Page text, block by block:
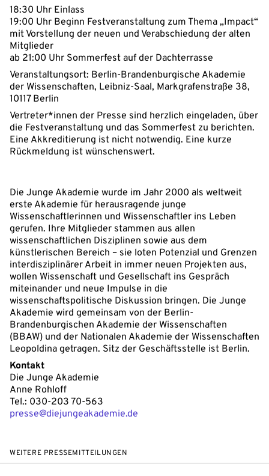
18:30 Uhr Einlass
19:00 Uhr Beginn Festveranstaltung zum Thema „Impact“
mit Vorstellung der neuen und Verabschiedung der alten
Mitglieder
ab 21:00 Uhr Sommerfest auf der Dachterrasse
Veranstaltungsort: Berlin-Brandenburgische Akademie
der Wissenschaften, Leibniz-Saal, Markgrafenstraße 38,
10117 Berlin
Vertreter*innen der Presse sind herzlich eingeladen, über
die Festveranstaltung und das Sommerfest zu berichten.
Eine Akkreditierung ist nicht notwendig. Eine kurze
Rückmeldung ist wünschenswert.
Die Junge Akademie wurde im Jahr 2000 als weltweit
erste Akademie für herausragende junge
Wissenschaftlerinnen und Wissenschaftler ins Leben
gerufen. Ihre Mitglieder stammen aus allen
wissenschaftlichen Disziplinen sowie aus dem
künstlerischen Bereich – sie loten Potenzial und Grenzen
interdisziplinärer Arbeit in immer neuen Projekten aus,
wollen Wissenschaft und Gesellschaft ins Gespräch
miteinander und neue Impulse in die
wissenschaftspolitische Diskussion bringen. Die Junge
Akademie wird gemeinsam von der Berlin-
Brandenburgischen Akademie der Wissenschaften
(BBAW) und der Nationalen Akademie der Wissenschaften
Leopoldina getragen. Sitz der Geschäftsstelle ist Berlin.
Kontakt
Die Junge Akademie
Anne Rohloff
Tel.: 030-203 70-563
presse@diejungeakademie.de
WEITERE PRESSEMITTEILUNGEN